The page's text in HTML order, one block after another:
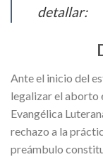
detallar:
Ante el inicio del
legalizar el aborto
Evangélica
rechazo a la
preámbulo